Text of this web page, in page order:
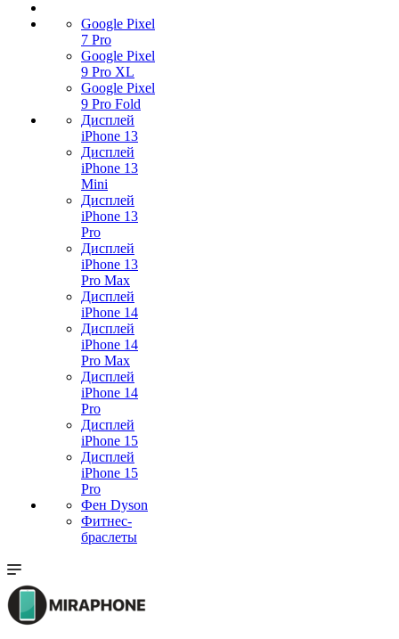
Google Pixel
7 Pro
Google Pixel
9 Pro XL
Google Pixel
9 Pro Fold
Дисплей
iPhone 13
Дисплей
iPhone 13
Mini
Дисплей
iPhone 13
Pro
Дисплей
iPhone 13
Pro Max
Дисплей
iPhone 14
Дисплей
iPhone 14
Pro Max
Дисплей
iPhone 14
Pro
Дисплей
iPhone 15
Дисплей
iPhone 15
Pro
Фен Dyson
Фитнес-
браслеты